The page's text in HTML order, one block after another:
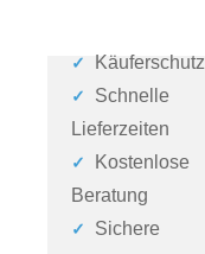
Käuferschutz
Schnelle
Lieferzeiten
Kostenlose
Beratung
Sichere